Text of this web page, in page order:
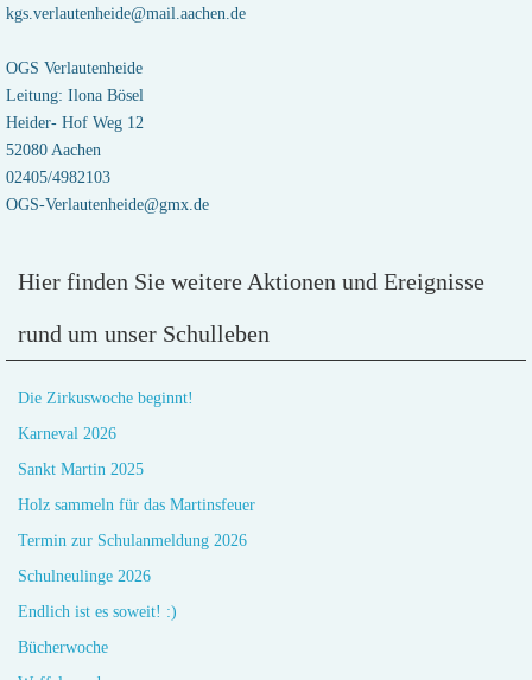
kgs.verlautenheide@mail.aachen.de
OGS Verlautenheide
Leitung: Ilona Bösel
Heider- Hof Weg 12
52080 Aachen
02405/4982103
OGS-Verlautenheide@gmx.de
Hier finden Sie weitere Aktionen und Ereignisse
rund um unser Schulleben
Die Zirkuswoche beginnt!
Karneval 2026
Sankt Martin 2025
Holz sammeln für das Martinsfeuer
Termin zur Schulanmeldung 2026
Schulneulinge 2026
Endlich ist es soweit! :)
Bücherwoche